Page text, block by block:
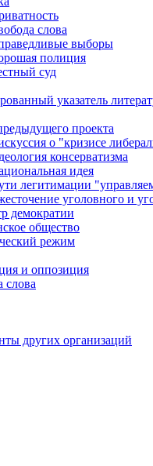
слова
выборы
полиция
суд
указатель
проекта
о "кризисе
консерватизма
идея
легитимации
уголовного и
демократии
общество
режим
и оппозиция
слова
других организаций